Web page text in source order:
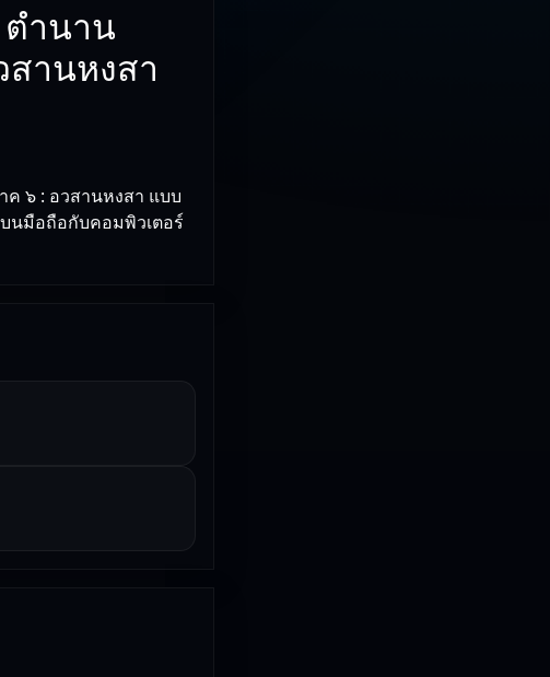
ตํานาน
สานหงสา
ค ๖ : อวสานหงสา แบบ
นมือถือกับคอมพิวเตอร์